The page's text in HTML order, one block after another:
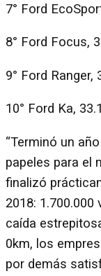
7° Ford
8° Ford Focus,
9° Ford Ranger,
10° Ford Ka,
“Terminó un
papeles para el
finalizó
2018:
caída
0km, los
por demás